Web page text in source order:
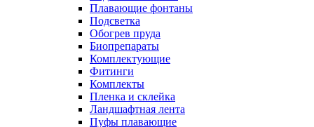
Плавающие фонтаны
Подсветка
Обогрев пруда
Биопрепараты
Комплектующие
Фитинги
Комплекты
Пленка и склейка
Ландшафтная лента
Пуфы плавающие